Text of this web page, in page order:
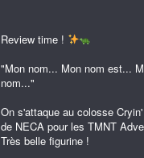
Review time !
"Mon nom... Mon nom est...
nom..."
On s'attaque au colosse
de NECA pour les TMNT
Très belle figurine !